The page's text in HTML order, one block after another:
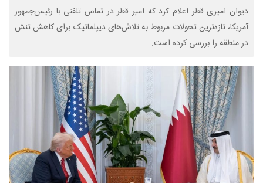
دیوان امیری قطر اعلام کرد که امیر قطر در تماس تلفنی با رئیس‌جمهور
آمریکا، تازه‌ترین تحولات مربوط به تلاش‌های دیپلماتیک برای کاهش تنش
در منطقه را بررسی کرده است.